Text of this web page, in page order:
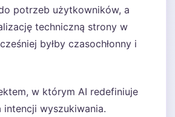
potrzeb użytkowników, a
techniczną strony w
byłby czasochłonny i
w którym AI redefiniuje
intencji wyszukiwania.